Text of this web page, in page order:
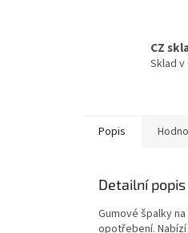
CZ
Sklad v
Popis
Detailní
Gumové špalky
opotřebení. Nabízí